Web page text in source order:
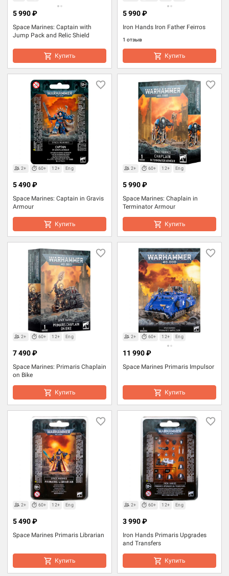
Space Marines: Captain with
Jump Pack and Relic Shield
5 990 ₽
Купить
Iron Hands Iron Father Feirros
1 отзыв
5 990 ₽
Купить
2+ 60+ 12+ Eng
Space Marines: Captain in Gravis
Armour
5 490 ₽
Купить
2+ 60+ 12+ Eng
Space Marines: Chaplain in
Terminator Armour
5 990 ₽
Купить
2+ 60+ 12+ Eng
Space Marines: Primaris Chaplain
on Bike
7 490 ₽
Купить
2+ 60+ 12+ Eng
Space Marines Primaris Impulsor
11 990 ₽
Купить
2+ 60+ 12+ Eng
Space Marines Primaris Librarian
5 490 ₽
Купить
2+ 60+ 12+ Eng
Iron Hands Primaris Upgrades
and Transfers
3 990 ₽
Купить